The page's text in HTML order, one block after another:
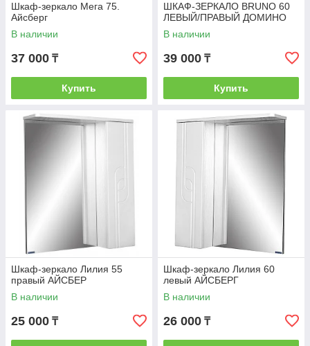
Шкаф-зеркало Мега 75.
Айсберг
В наличии
37 000 ₸
Купить
ШКАФ-ЗЕРКАЛО BRUNO 60
ЛЕВЫЙ/ПРАВЫЙ ДОМИНО
В наличии
39 000 ₸
Купить
Шкаф-зеркало Лилия 55
правый АЙСБЕР
В наличии
25 000 ₸
Шкаф-зеркало Лилия 60
левый АЙСБЕРГ
В наличии
26 000 ₸